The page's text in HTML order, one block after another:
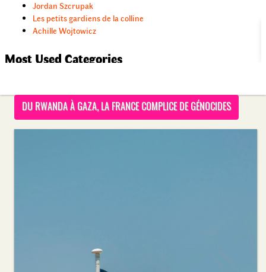
DU RWANDA À GAZA, LA FRANCE COMPLICE DE GÉNOCIDES